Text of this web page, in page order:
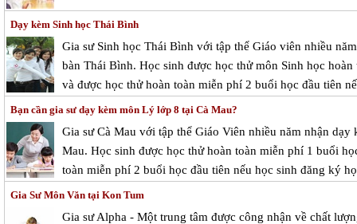
Dạy kèm Sinh học Thái Bình
Gia sư Sinh học Thái Bình với tập thể Giáo viên nhiều
bàn Thái Bình. Học sinh được học thử môn Sinh học
và được học thử hoàn toàn miễn phí 2 buổi học đầu tiên
Bạn cần gia sư dạy kèm môn Lý lớp 8 tại Cà Mau?
Gia sư Cà Mau với tập thể Giáo Viên nhiều năm nhận
Mau. Học sinh được học thử hoàn toàn miễn phí 1 buổi
toàn miễn phí 2 buổi học đầu tiên nếu học sinh đăng ký
Gia Sư Môn Văn tại Kon Tum
Gia sư Alpha - Một trung tâm được công nhận về chất